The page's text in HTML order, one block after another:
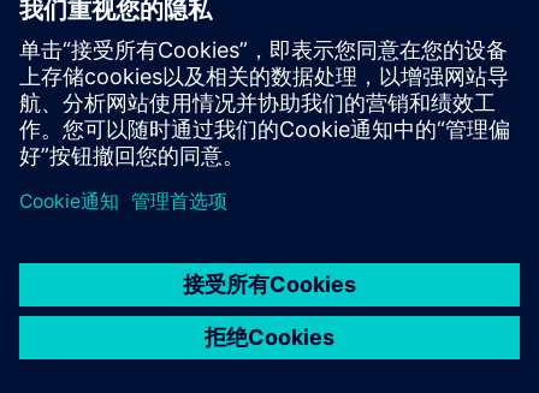
支持中心
提供反馈
报告盗版行为
© Siemens2026